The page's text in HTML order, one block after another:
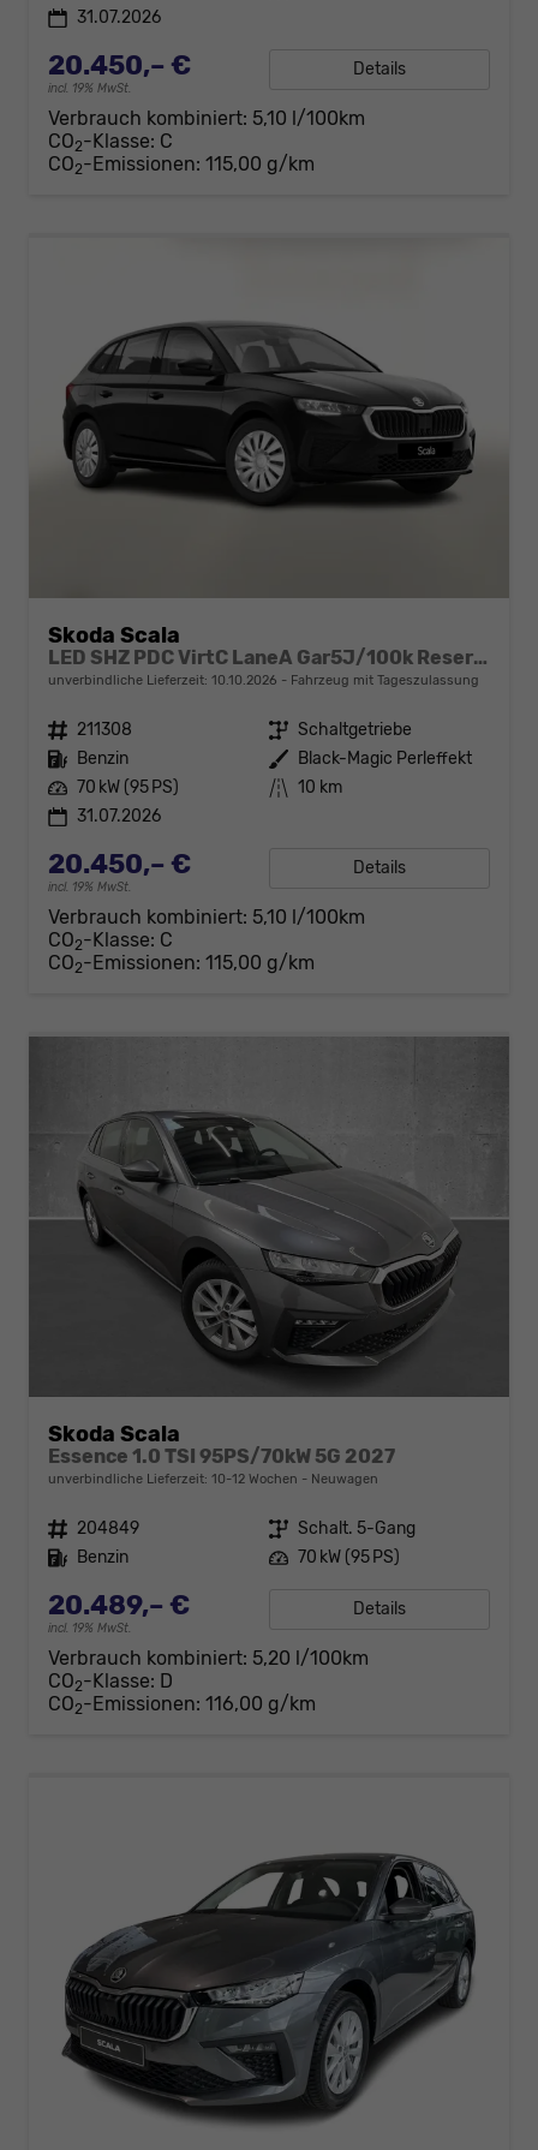
31.07.2026
20.450,– €
incl. 19% MwSt.
Details
Verbrauch kombiniert: 5,10 l/100km
CO2-Klasse: C
CO2-Emissionen: 115,00 g/km
Skoda Scala
LED SHZ PDC VirtC LaneA Gar5J/100k Reserve
unverbindliche Lieferzeit: 10.10.2026 Fahrzeug mit Tageszulassung
Fahrzeugnr. 211308 Getriebe Schaltgetriebe
Kraftstoff Benzin Außenfarbe Black-Magic Perleffekt
Leistung 70 kW (95 PS) Kilometerstand 10 km
31.07.2026
20.450,– €
incl. 19% MwSt.
Details
Verbrauch kombiniert: 5,10 l/100km
CO2-Klasse: C
CO2-Emissionen: 115,00 g/km
Skoda Scala
Essence 1.0 TSI 95PS/70kW 5G 2027
unverbindliche Lieferzeit: 10-12 Wochen Neuwagen
Fahrzeugnr. 204849 Getriebe Schalt. 5-Gang
Kraftstoff Benzin Leistung 70 kW (95 PS)
20.489,– €
incl. 19% MwSt.
Details
Verbrauch kombiniert: 5,20 l/100km
CO2-Klasse: D
CO2-Emissionen: 116,00 g/km